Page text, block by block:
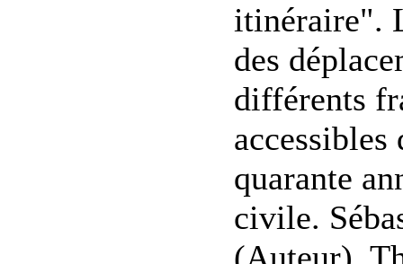
itinéraire".
des
différents
accessibles
quarante
civile.